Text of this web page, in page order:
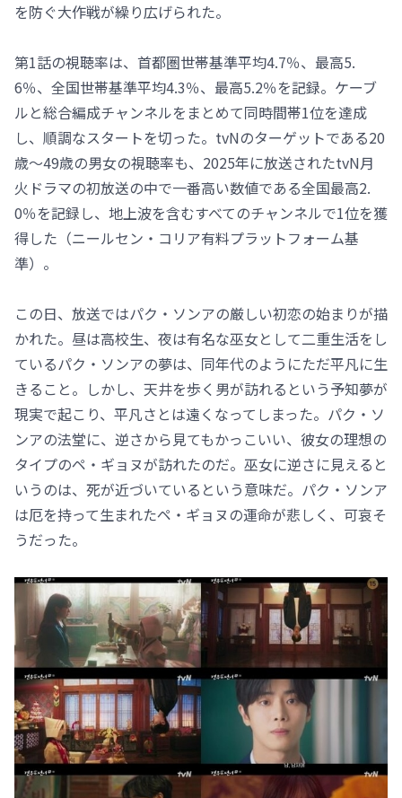
を防ぐ大作戦が繰り広げられた。
第1話の視聴率は、首都圏世帯基準平均4.7％、最高5.
6％、全国世帯基準平均4.3％、最高5.2％を記録。ケーブ
ルと総合編成チャンネルをまとめて同時間帯1位を達成
し、順調なスタートを切った。tvNのターゲットである20
歳～49歳の男女の視聴率も、2025年に放送されたtvN月
火ドラマの初放送の中で一番高い数値である全国最高2.
0％を記録し、地上波を含むすべてのチャンネルで1位を獲
得した（ニールセン・コリア有料プラットフォーム基
準）。
この日、放送ではパク・ソンアの厳しい初恋の始まりが描
かれた。昼は高校生、夜は有名な巫女として二重生活をし
ているパク・ソンアの夢は、同年代のようにただ平凡に生
きること。しかし、天井を歩く男が訪れるという予知夢が
現実で起こり、平凡さとは遠くなってしまった。パク・ソ
ンアの法堂に、逆さから見てもかっこいい、彼女の理想の
タイプのペ・ギョヌが訪れたのだ。巫女に逆さに見えると
いうのは、死が近づいているという意味だ。パク・ソンア
は厄を持って生まれたペ・ギョヌの運命が悲しく、可哀そ
うだった。